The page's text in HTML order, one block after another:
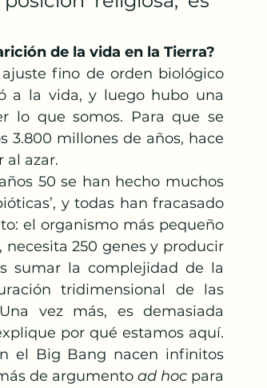
de la vida en la Tierra?
fino de orden biológico
a la vida, y luego hubo una
lo que somos. Para que se
3.800 millones de años, hace
al azar.
50 se han hecho muchos
y todas han fracasado
el organismo más pequeño
250 genes y producir
sumar la complejidad de la
tridimensional de las
vez más, es demasiada
por qué estamos aquí.
el Big Bang nacen infinitos
de argumento ad hoc para